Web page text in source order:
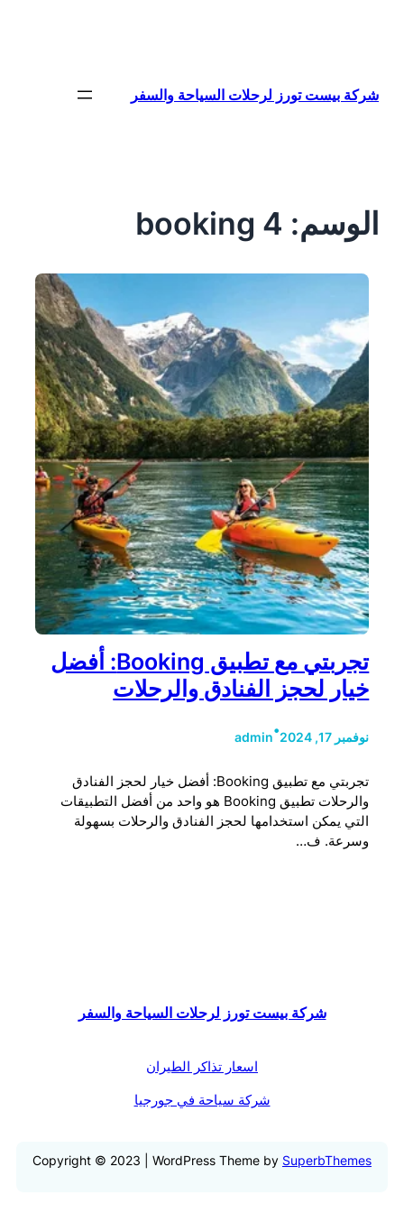
شركة بيست تورز لرحلات السياحة والسفر
الوسم: 4 booking
تجربتي مع تطبيق Booking: أفضل
خيار لحجز الفنادق والرحلات
نوفمبر 17, 2024 •
admin
تجربتي مع تطبيق Booking: أفضل خيار لحجز الفنادق
والرحلات تطبيق Booking هو واحد من أفضل التطبيقات
التي يمكن استخدامها لحجز الفنادق والرحلات بسهولة
وسرعة. ف…
شركة بيست تورز لرحلات السياحة والسفر
اسعار تذاكر الطيران
شركة سياحة في جورجيا
Copyright © 2023 | WordPress Theme by SuperbThemes